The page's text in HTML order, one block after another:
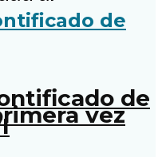
de
vez